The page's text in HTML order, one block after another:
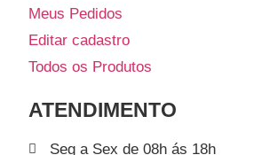
Meus Pedidos
Editar cadastro
Todos os Produtos
ATENDIMENTO
Seg a Sex de 08h ás 18h